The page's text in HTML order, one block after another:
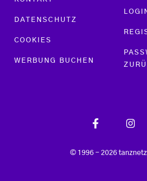
DATENSCHUTZ
COOKIES
WERBUNG BUCHEN
© 1996 - 2026